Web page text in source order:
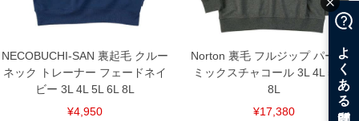
NECOBUCHI-SAN 裏起毛 クルー
ネック トレーナー フェードネイ
ビー 3L 4L 5L 6L 8L
¥4,950
Norton 裏毛 フルジップ パーカー
ミックスチャコール 3L 4L 5L 6L
8L
¥17,380